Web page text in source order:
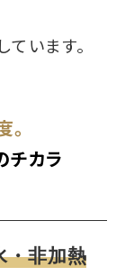
います。
。
チカラ
・非加熱